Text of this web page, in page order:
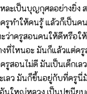
ละเป็นบุญกุศลอย่างยิ่ง
รูทำให้คนรู้ แล้วก็เป็นค
ว่าครูสอนคนให้ดีหรือใ
ที่ไหนอะ มันก็แล้วแต่ครู
สอนไม่ดี มันเป็นเด็กเล
เลว มันก็ขึ้นอยู่กับที่ครู
นใหญ่หลวง เป็นปูชนีย